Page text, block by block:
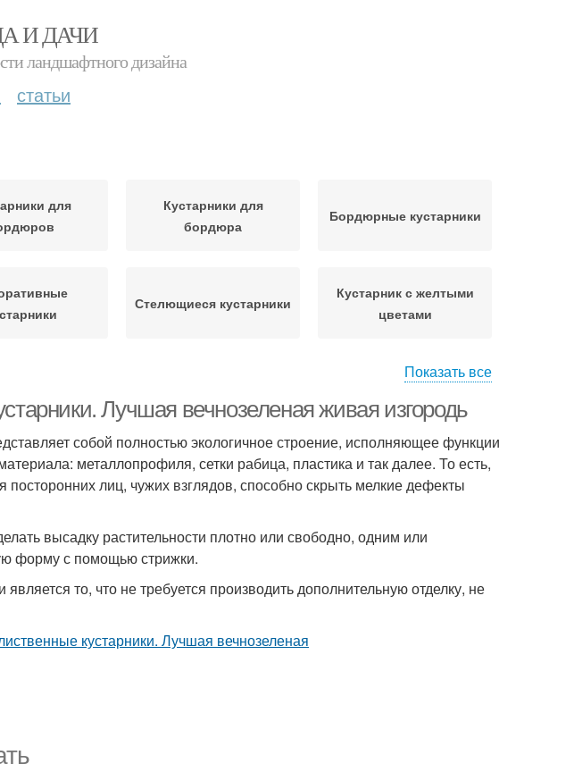
И ДАЧИ
ландшафтного дизайна
статьи
для
Кустарники для
бордюра
Бордюрные кустарники
Стелющиеся кустарники
Кустарник с желтыми
цветами
Показать все
Лучшая вечнозеленая живая изгородь
собой полностью экологичное строение, исполняющее функции
металлопрофиля, сетки рабица, пластика и так далее. То есть,
лиц, чужих взглядов, способно скрыть мелкие дефекты
высадку растительности плотно или свободно, одним или
форму с помощью стрижки.
то, что не требуется производить дополнительную отделку, не